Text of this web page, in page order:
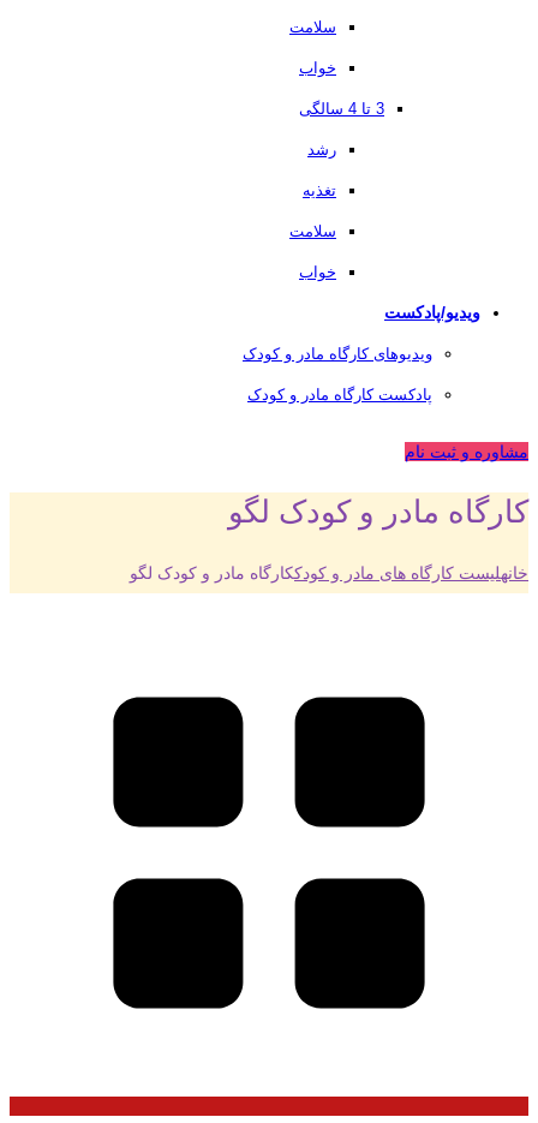
سلامت
خواب
3 تا 4 سالگی
رشد
تغذیه
سلامت
خواب
ویدیو/پادکست
ویدیوهای کارگاه مادر و کودک
پادکست کارگاه مادر و کودک
مشاوره و ثبت نام
کارگاه مادر و کودک لگو
خانهلیست کارگاه های مادر و کودککارگاه مادر و کودک لگو